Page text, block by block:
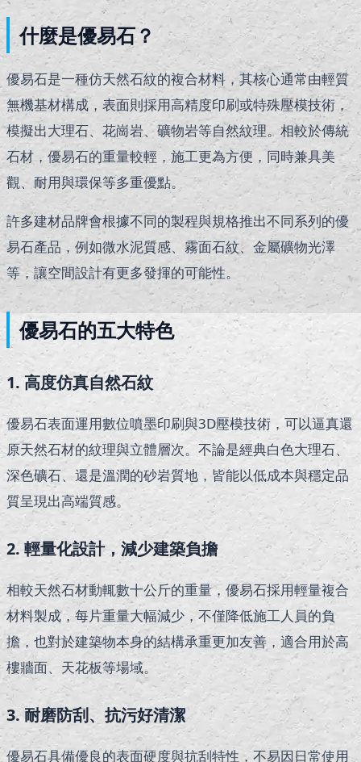
什麼是優易石？
優易石是一種仿天然石紋的複合材料，其核心通常由輕質
無機基材構成，表面則採用高精度印刷或特殊壓模技術，
模擬出大理石、花崗岩、礦物岩等自然紋理。相較於傳統
石材，優易石的重量較輕，施工更為方便，同時兼具美
觀、耐用與環保等多重優點。
許多建材品牌會根據不同的製程與規格推出不同系列的優
易石產品，例如微水泥質感、霧面石紋、金屬礦物光澤
等，讓空間設計有更多發揮的可能性。
優易石的五大特色
1. 高度仿真自然石紋
優易石表面運用數位噴墨印刷與3D壓模技術，可以逼真還
原天然石材的紋理與立體層次。不論是經典白色大理石、
深色礦石、還是溫潤的砂岩質地，皆能以低成本與穩定品
質呈現出高端質感。
2. 輕量化設計，減少建築負擔
相較天然石材動輒數十公斤的重量，優易石採用輕量複合
材料製成，每片重量大幅減少，不僅降低施工人員的負
擔，也對於建築物本身的結構承重更加友善，適合用於高
樓牆面、天花板等場域。
3. 耐磨防刮、抗污好清潔
優易石具備優良的表面硬度與抗刮特性，不易因日常使用